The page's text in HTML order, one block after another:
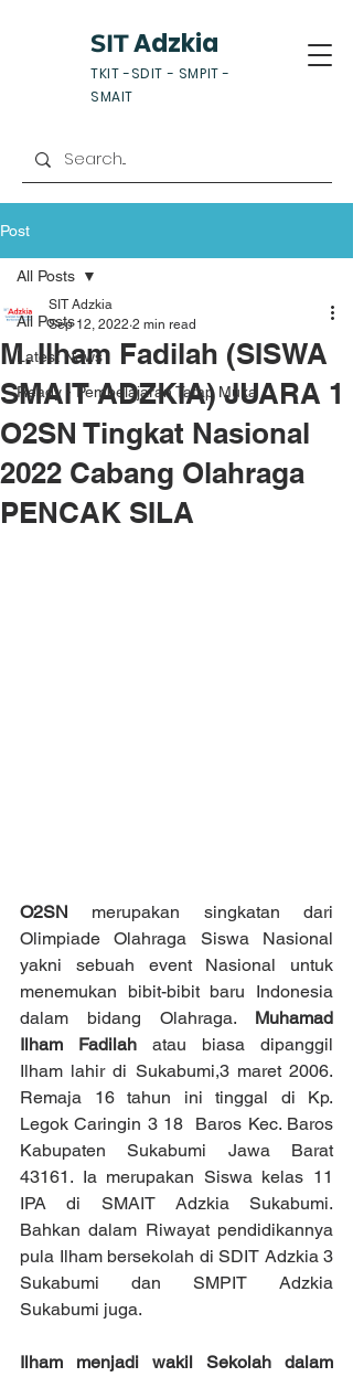
SITAdzkia
TKIT -SDIT - SMPIT -
SMAIT
Post
All Posts
Latest News
Ready - Pembelajaran Tatap Muka
All Posts
M. Ilham Fadilah (SISWA
SMAIT ADZKIA) JUARA 1
O2SN Tingkat Nasional
2022 Cabang Olahraga
PENCAK SILA
SIT Adzkia
Sep 12, 2022 2 min read
O2SN merupakan singkatan dari
Olimpiade Olahraga Siswa Nasional
yakni sebuah event Nasional untuk
menemukan bibit-bibit baru Indonesia
dalam bidang Olahraga. Muhamad
Ilham Fadilah atau biasa dipanggil
Ilham lahir di Sukabumi,3 maret 2006.
Remaja 16 tahun ini tinggal di Kp.
Legok Caringin 3 18  Baros Kec. Baros
Kabupaten Sukabumi Jawa Barat
43161. Ia merupakan Siswa kelas 11
IPA di SMAIT Adzkia Sukabumi.
Bahkan dalam Riwayat pendidikannya
pula Ilham bersekolah di SDIT Adzkia 3
Sukabumi dan SMPIT Adzkia
Sukabumi juga.
Ilham menjadi wakil Sekolah dalam